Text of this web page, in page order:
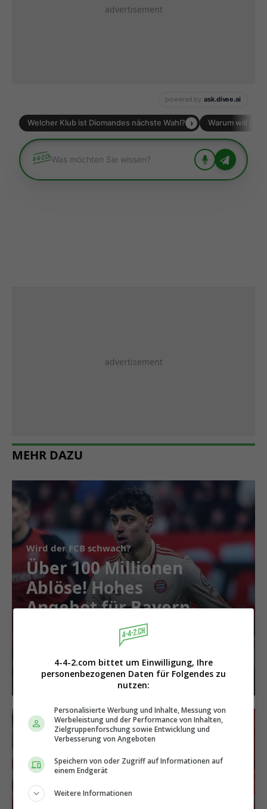
MEHR DAZU
Wird der FCB schwach?
Über 100 Millionen
Ablöse! Hohes
Angebot für Bayern-
4-4-2.com bittet um Einwilligung, Ihre
personenbezogenen Daten für Folgendes zu
nutzen:
Personalisierte Werbung und Inhalte, Messung von
Werbeleistung und der Performance von Inhalten,
Zielgruppenforschung sowie Entwicklung und
Verbesserung von Angeboten
Speichern von oder Zugriff auf Informationen auf
einem Endgerät
Weitere Informationen